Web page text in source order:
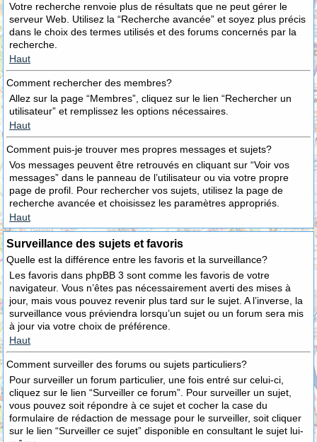
Votre recherche renvoie plus de résultats que ne peut gérer le
serveur Web. Utilisez la “Recherche avancée” et soyez plus précis
dans le choix des termes utilisés et des forums concernés par la
recherche.
Haut
Comment rechercher des membres?
Allez sur la page “Membres”, cliquez sur le lien “Rechercher un
utilisateur” et remplissez les options nécessaires.
Haut
Comment puis-je trouver mes propres messages et sujets?
Vos messages peuvent être retrouvés en cliquant sur “Voir vos
messages” dans le panneau de l’utilisateur ou via votre propre
page de profil. Pour rechercher vos sujets, utilisez la page de
recherche avancée et choisissez les paramètres appropriés.
Haut
Surveillance des sujets et favoris
Quelle est la différence entre les favoris et la surveillance?
Les favoris dans phpBB 3 sont comme les favoris de votre
navigateur. Vous n’êtes pas nécessairement averti des mises à
jour, mais vous pouvez revenir plus tard sur le sujet. A l’inverse, la
surveillance vous préviendra lorsqu’un sujet ou un forum sera mis
à jour via votre choix de préférence.
Haut
Comment surveiller des forums ou sujets particuliers?
Pour surveiller un forum particulier, une fois entré sur celui-ci,
cliquez sur le lien “Surveiller ce forum”. Pour surveiller un sujet,
vous pouvez soit répondre à ce sujet et cocher la case du
formulaire de rédaction de message pour le surveiller, soit cliquer
sur le lien “Surveiller ce sujet” disponible en consultant le sujet lui-